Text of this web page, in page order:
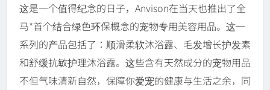
这是一个值得纪念的日子，Anvison在当天也推出了全
马*首个结合绿色环保概念的宠物专用美容用品。这一
系列的产品包括了：顺滑柔软沐浴露、毛发增长护发素
和舒缓抗敏护理沐浴露。这些含有天然成分的宠物用品
不但气味清新自然，保障你爱宠的健康与生活之余，同